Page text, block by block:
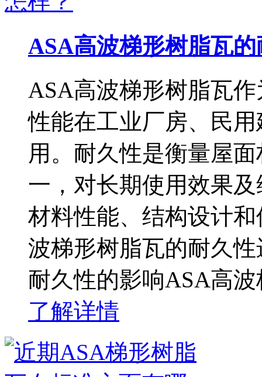
ASA高波梯形树脂瓦
ASA高波梯形树脂瓦
性能在工业厂房、民
用。耐久性是衡量屋
一，对长期使用效果
材料性能、结构设计
波梯形树脂瓦的耐久
耐久性的影响ASA高
了解详情